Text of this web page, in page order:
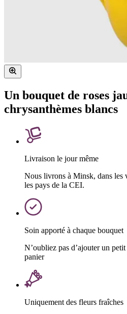
Un bouquet de roses
chrysanthèmes blancs
Livraison le jour même
Nous livrons à Minsk, dans les
les pays de la CEI.
Soin apporté à chaque bouquet
N’oubliez pas d’ajouter un
panier
Uniquement des fleurs fraîches